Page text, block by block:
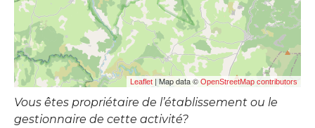
Leaflet | Map data © OpenStreetMap contributors
Vous êtes propriétaire de l’établissement ou le
gestionnaire de cette activité?